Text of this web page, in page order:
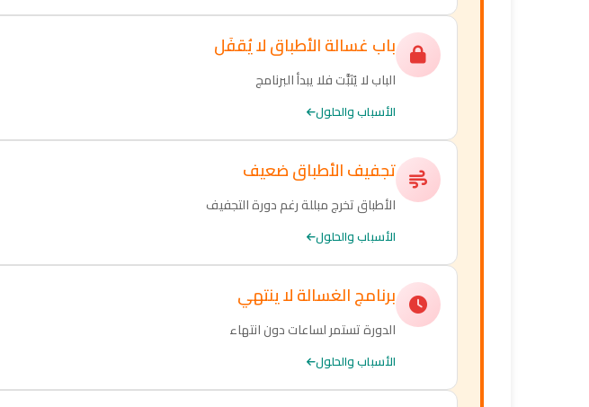
باب غسالة الأطباق لا يُقفَل
الباب لا يُثبَّت فلا يبدأ البرنامج
الأسباب والحلول
تجفيف الأطباق ضعيف
الأطباق تخرج مبللة رغم دورة التجفيف
الأسباب والحلول
برنامج الغسالة لا ينتهي
الدورة تستمر لساعات دون انتهاء
الأسباب والحلول